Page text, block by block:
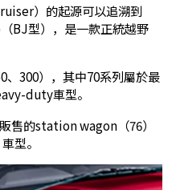
）的起源可以追溯到
BJ型），是一款正統越野
、300），其中70系列屬於最
duty車型。
售的station wagon（76）
型。